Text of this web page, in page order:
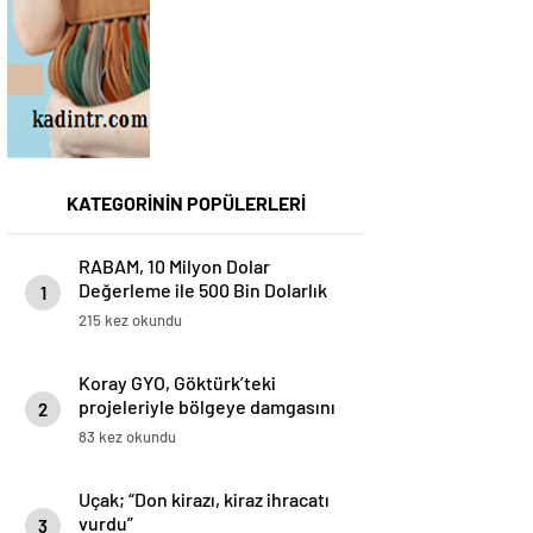
KATEGORİNİN POPÜLERLERİ
1
RABAM, 10 Milyon Dolar
Değerleme ile 500 Bin Dolarlık
Yatırım Aldı
215 kez okundu
2
Koray GYO, Göktürk’teki
projeleriyle bölgeye damgasını
vuruyor
83 kez okundu
3
Uçak; “Don kirazı, kiraz ihracatı
vurdu”